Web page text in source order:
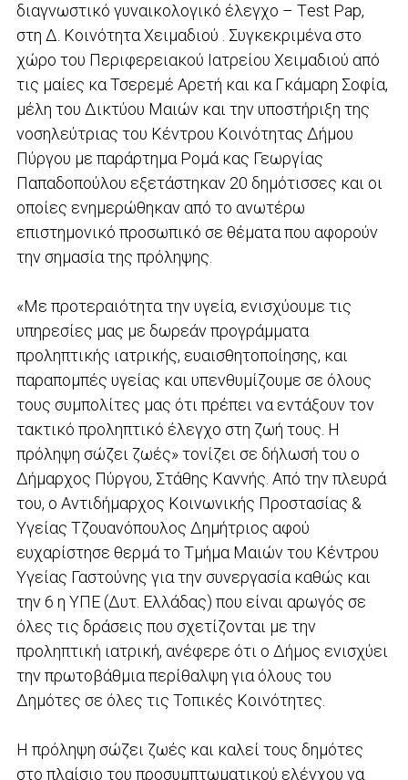
διαγνωστικό γυναικολογικό έλεγχο – Τest Pap,
στη Δ. Κοινότητα Χειμαδιού . Συγκεκριμένα στο
χώρο του Περιφερειακού Ιατρείου Χειμαδιού από
τις μαίες κα Τσερεμέ Αρετή και κα Γκάμαρη Σοφία,
μέλη του Δικτύου Μαιών και την υποστήριξη της
νοσηλεύτριας του Κέντρου Κοινότητας Δήμου
Πύργου με παράρτημα Ρομά κας Γεωργίας
Παπαδοπούλου εξετάστηκαν 20 δημότισσες και οι
οποίες ενημερώθηκαν από το ανωτέρω
επιστημονικό προσωπικό σε θέματα που αφορούν
την σημασία της πρόληψης.
«Με προτεραιότητα την υγεία, ενισχύουμε τις
υπηρεσίες μας με δωρεάν προγράμματα
προληπτικής ιατρικής, ευαισθητοποίησης, και
παραπομπές υγείας και υπενθυμίζουμε σε όλους
τους συμπολίτες μας ότι πρέπει να εντάξουν τον
τακτικό προληπτικό έλεγχο στη ζωή τους. Η
πρόληψη σώζει ζωές» τονίζει σε δήλωσή του ο
Δήμαρχος Πύργου, Στάθης Καννής. Από την πλευρά
του, ο Αντιδήμαρχος Κοινωνικής Προστασίας &
Υγείας Τζουανόπουλος Δημήτριος αφού
ευχαρίστησε θερμά το Τμήμα Μαιών του Κέντρου
Υγείας Γαστούνης για την συνεργασία καθώς και
την 6 η ΥΠΕ (Δυτ. Ελλάδας) που είναι αρωγός σε
όλες τις δράσεις που σχετίζονται με την
προληπτική ιατρική, ανέφερε ότι ο Δήμος ενισχύει
την πρωτοβάθμια περίθαλψη για όλους του
Δημότες σε όλες τις Τοπικές Κοινότητες.
Η πρόληψη σώζει ζωές και καλεί τους δημότες
στο πλαίσιο του προσυμπτωματικού ελέγχου να